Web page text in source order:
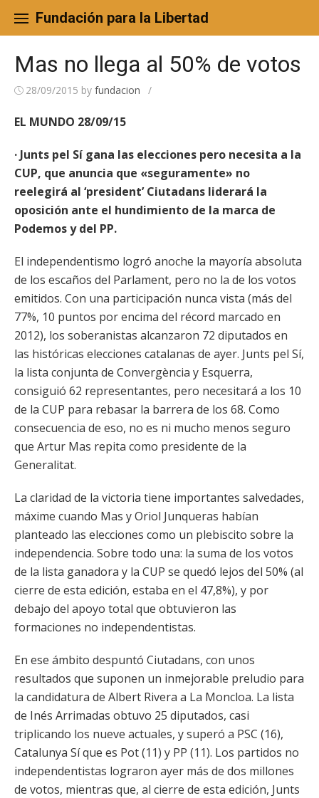
content
Fundación para la Libertad
Mas no llega al 50% de votos
28/09/2015 by fundacion /
EL MUNDO 28/09/15
· Junts pel Sí gana las elecciones pero necesita a la
CUP, que anuncia que «seguramente» no
reelegirá al ‘president’ Ciutadans liderará la
oposición ante el hundimiento de la marca de
Podemos y del PP.
El independentismo logró anoche la mayoría absoluta
de los escaños del Parlament, pero no la de los votos
emitidos. Con una participación nunca vista (más del
77%, 10 puntos por encima del récord marcado en
2012), los soberanistas alcanzaron 72 diputados en
las históricas elecciones catalanas de ayer. Junts pel Sí,
la lista conjunta de Convergència y Esquerra,
consiguió 62 representantes, pero necesitará a los 10
de la CUP para rebasar la barrera de los 68. Como
consecuencia de eso, no es ni mucho menos seguro
que Artur Mas repita como presidente de la
Generalitat.
La claridad de la victoria tiene importantes salvedades,
máxime cuando Mas y Oriol Junqueras habían
planteado las elecciones como un plebiscito sobre la
independencia. Sobre todo una: la suma de los votos
de la lista ganadora y la CUP se quedó lejos del 50% (al
cierre de esta edición, estaba en el 47,8%), y por
debajo del apoyo total que obtuvieron las
formaciones no independentistas.
En ese ámbito despuntó Ciutadans, con unos
resultados que suponen un inmejorable preludio para
la candidatura de Albert Rivera a La Moncloa. La lista
de Inés Arrimadas obtuvo 25 diputados, casi
triplicando los nueve actuales, y superó a PSC (16),
Catalunya Sí que es Pot (11) y PP (11). Los partidos no
independentistas lograron ayer más de dos millones
de votos, mientras que, al cierre de esta edición, Junts